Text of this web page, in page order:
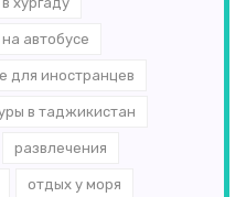
автобусе
для иностранцев
в таджикистан
развлечения
отдых у моря